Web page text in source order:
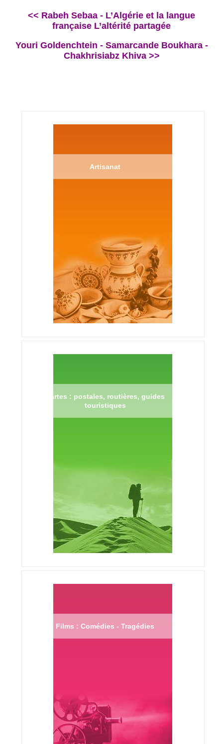
<< Rabeh Sebaa - L’Algérie et la langue
française L’altérité partagée
Youri Goldenchtein - Samarcande Boukhara -
Chakhrisiabz Khiva >>
Artisanat
Cartes : postales, routières, guides
touristiques
Films : Comédies - Tragédies